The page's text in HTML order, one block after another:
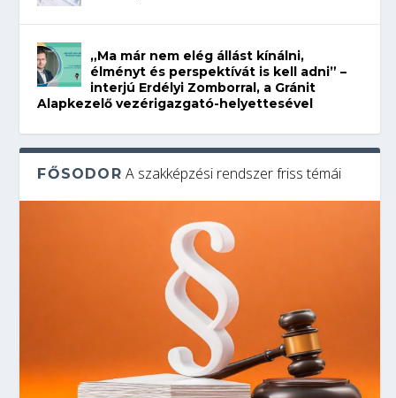
„Ma már nem elég állást kínálni,
élményt és perspektívát is kell adni” –
interjú Erdélyi Zomborral, a Gránit
Alapkezelő vezérigazgató-helyettesével
FŐSODOR A szakképzési rendszer friss témái